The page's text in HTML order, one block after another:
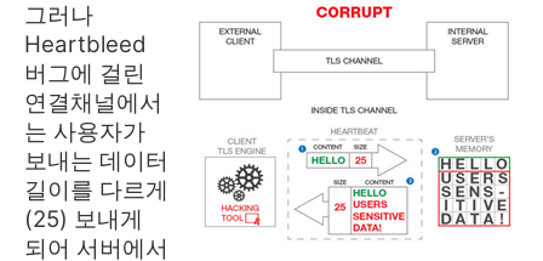
그러나
Heartbleed
버그에 걸린
연결채널에서
는 사용자가
보내는 데이터
길이를 다르게
(25) 보내게
되어 서버에서